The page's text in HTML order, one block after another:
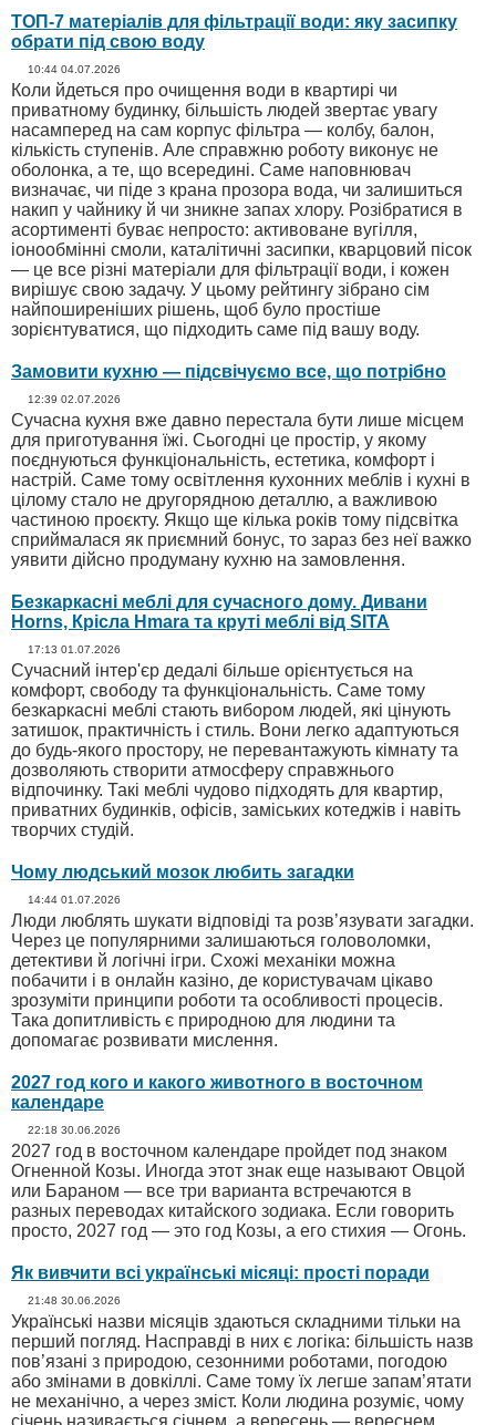
ТОП-7 матеріалів для фільтрації води: яку засипку
обрати під свою воду
10:44 04.07.2026
Коли йдеться про очищення води в квартирі чи
приватному будинку, більшість людей звертає увагу
насамперед на сам корпус фільтра — колбу, балон,
кількість ступенів. Але справжню роботу виконує не
оболонка, а те, що всередині. Саме наповнювач
визначає, чи піде з крана прозора вода, чи залишиться
накип у чайнику й чи зникне запах хлору. Розібратися в
асортименті буває непросто: активоване вугілля,
іонообмінні смоли, каталітичні засипки, кварцовий пісок
— це все різні матеріали для фільтрації води, і кожен
вирішує свою задачу. У цьому рейтингу зібрано сім
найпоширеніших рішень, щоб було простіше
зорієнтуватися, що підходить саме під вашу воду.
Замовити кухню — підсвічуємо все, що потрібно
12:39 02.07.2026
Сучасна кухня вже давно перестала бути лише місцем
для приготування їжі. Сьогодні це простір, у якому
поєднуються функціональність, естетика, комфорт і
настрій. Саме тому освітлення кухонних меблів і кухні в
цілому стало не другорядною деталлю, а важливою
частиною проєкту. Якщо ще кілька років тому підсвітка
сприймалася як приємний бонус, то зараз без неї важко
уявити дійсно продуману кухню на замовлення.
Безкаркасні меблі для сучасного дому. Дивани
Horns, Крісла Hmara та круті меблі від SITA
17:13 01.07.2026
Сучасний інтер'єр дедалі більше орієнтується на
комфорт, свободу та функціональність. Саме тому
безкаркасні меблі стають вибором людей, які цінують
затишок, практичність і стиль. Вони легко адаптуються
до будь-якого простору, не перевантажують кімнату та
дозволяють створити атмосферу справжнього
відпочинку. Такі меблі чудово підходять для квартир,
приватних будинків, офісів, заміських котеджів і навіть
творчих студій.
Чому людський мозок любить загадки
14:44 01.07.2026
Люди люблять шукати відповіді та розв’язувати загадки.
Через це популярними залишаються головоломки,
детективи й логічні ігри. Схожі механіки можна
побачити і в онлайн казіно, де користувачам цікаво
зрозуміти принципи роботи та особливості процесів.
Така допитливість є природною для людини та
допомагає розвивати мислення.
2027 год кого и какого животного в восточном
календаре
22:18 30.06.2026
2027 год в восточном календаре пройдет под знаком
Огненной Козы. Иногда этот знак еще называют Овцой
или Бараном — все три варианта встречаются в
разных переводах китайского зодиака. Если говорить
просто, 2027 год — это год Козы, а его стихия — Огонь.
Як вивчити всі українські місяці: прості поради
21:48 30.06.2026
Українські назви місяців здаються складними тільки на
перший погляд. Насправді в них є логіка: більшість назв
пов’язані з природою, сезонними роботами, погодою
або змінами в довкіллі. Саме тому їх легше запам’ятати
не механічно, а через зміст. Коли людина розуміє, чому
січень називається січнем, а вересень — вереснем,